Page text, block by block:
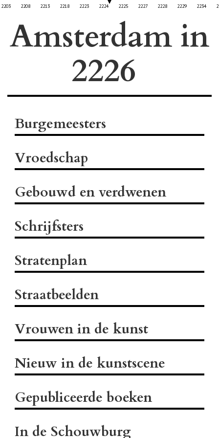
2203 2208 2213 2218 2223 2224 2225 2227 2228 2229 2234
Amsterdam in
Burgemeesters
Vroedschap
Gebouwd en verdwenen
Schrijfsters
Stratenplan
Straatbeelden
Vrouwen in de kunst
Nieuw in de kunstscene
Gepubliceerde boeken
In de Schouwburg